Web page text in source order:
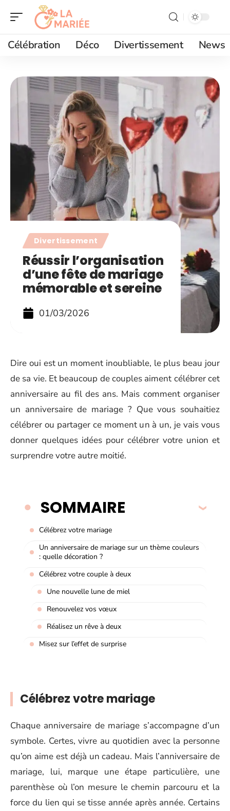
Célébration Déco Divertissement News
Divertissement
Réussir l’organisation
d’une fête de mariage
mémorable et sereine
01/03/2026
Dire oui est un moment inoubliable, le plus beau jour
de sa vie. Et beaucoup de couples aiment célébrer cet
anniversaire au fil des ans. Mais comment organiser
un anniversaire de mariage ? Que vous souhaitiez
célébrer ou partager ce moment un à un, je vais vous
donner quelques idées pour célébrer votre union et
surprendre votre autre moitié.
SOMMAIRE
Célébrez votre mariage
Un anniversaire de mariage sur un thème couleurs
: quelle décoration ?
Célébrez votre couple à deux
Une nouvelle lune de miel
Renouvelez vos vœux
Réalisez un rêve à deux
Misez sur l’effet de surprise
Célébrez votre mariage
Chaque anniversaire de mariage s’accompagne d’un
symbole. Certes, vivre au quotidien avec la personne
qu’on aime est déjà un cadeau. Mais l’anniversaire de
mariage, lui, marque une étape particulière, une
parenthèse où l’on mesure le chemin parcouru et la
force du lien qui se tisse année après année. Certains